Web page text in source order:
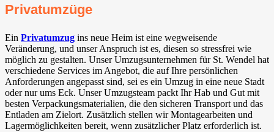
Privatumzüge
Ein Privatumzug ins neue Heim ist eine wegweisende
Veränderung, und unser Anspruch ist es, diesen so stressfrei wie
möglich zu gestalten. Unser Umzugsunternehmen für St. Wendel hat
verschiedene Services im Angebot, die auf Ihre persönlichen
Anforderungen angepasst sind, sei es ein Umzug in eine neue Stadt
oder nur ums Eck. Unser Umzugsteam packt Ihr Hab und Gut mit
besten Verpackungsmaterialien, die den sicheren Transport und das
Entladen am Zielort. Zusätzlich stellen wir Montagearbeiten und
Lagermöglichkeiten bereit, wenn zusätzlicher Platz erforderlich ist.